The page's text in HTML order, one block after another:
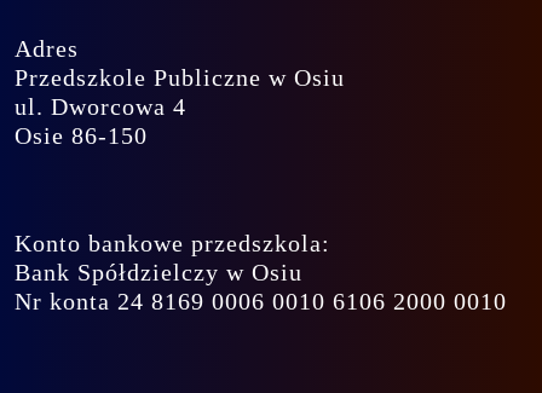
Adres
Przedszkole Publiczne w Osiu
ul. Dworcowa 4
Osie 86-150
Konto bankowe przedszkola:
Bank Spółdzielczy w Osiu
Nr konta 24 8169 0006 0010 6106 2000 0010